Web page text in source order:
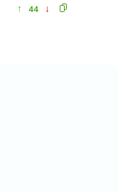
↑ 44 ↓